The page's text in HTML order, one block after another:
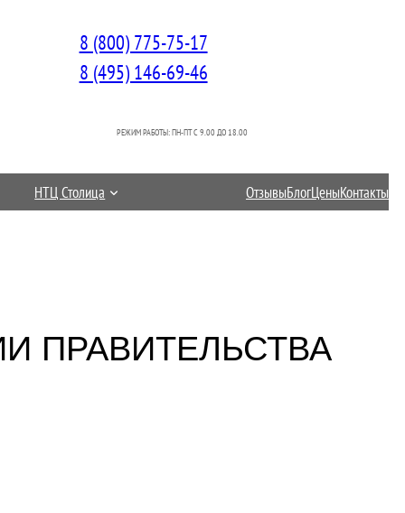
8 (800) 775-75-17
8 (495) 146-69-46
РЕЖИМ РАБОТЫ: ПН-ПТ C 9.00 ДО 18.00
НТЦ Столица ОтзывыБлогЦеныКонтакты
ПРАВИТЕЛЬСТВА